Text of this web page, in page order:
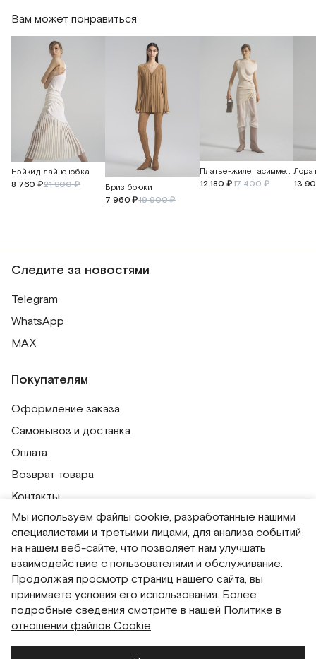
Вам может понравиться
Нэйкид лайнс юбка
8 760 ₽21 900 ₽
Бриз брюки
7 960 ₽19 900 ₽
Платье-жилет асимметричное
12 180 ₽17 400 ₽ 13
Следите за новостями
Telegram
WhatsApp
MAX
Покупателям
Оформление заказа
Самовывоз и доставка
Оплата
Возврат товара
Контакты
Публичная оферта
Политика обработки персональных данных
Политика использования сессионных файлов
Согласие на получение рассылок
Согласие на обработку персональных данных
Система привилегий
Мы используем файлы cookie, разработанные нашими
специалистами и третьими лицами, для анализа событий
на нашем веб-сайте, что позволяет нам улучшать
взаимодействие с пользователями и обслуживание.
Продолжая просмотр страниц нашего сайта, вы
принимаете условия его использования. Более
подробные сведения смотрите в нашей Политике в
отношении файлов Cookie